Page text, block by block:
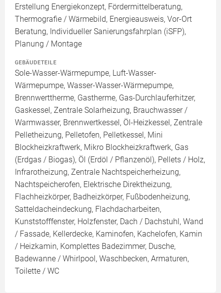
Erstellung Energiekonzept, Fördermittelberatung,
Thermografie / Wärmebild, Energieausweis, Vor-Ort
Beratung, Individueller Sanierungsfahrplan (iSFP),
Planung / Montage
GEBÄUDETEILE
Sole-Wasser-Wärmepumpe, Luft-Wasser-
Wärmepumpe, Wasser-Wasser-Wärmepumpe,
Brennwerttherme, Gastherme, Gas-Durchlauferhitzer,
Gaskessel, Zentrale Solarheizung, Brauchwasser /
Warmwasser, Brennwertkessel, Öl-Heizkessel, Zentrale
Pelletheizung, Pelletofen, Pelletkessel, Mini
Blockheizkraftwerk, Mikro Blockheizkraftwerk, Gas
(Erdgas / Biogas), Öl (Erdöl / Pflanzenöl), Pellets / Holz,
Infrarotheizung, Zentrale Nachtspeicherheizung,
Nachtspeicherofen, Elektrische Direktheizung,
Flachheizkörper, Badheizkörper, Fußbodenheizung,
Satteldacheindeckung, Flachdacharbeiten,
Kunststofffenster, Holzfenster, Dach / Dachstuhl, Wand
/ Fassade, Kellerdecke, Kaminofen, Kachelofen, Kamin
/ Heizkamin, Komplettes Badezimmer, Dusche,
Badewanne / Whirlpool, Waschbecken, Armaturen,
Toilette / WC